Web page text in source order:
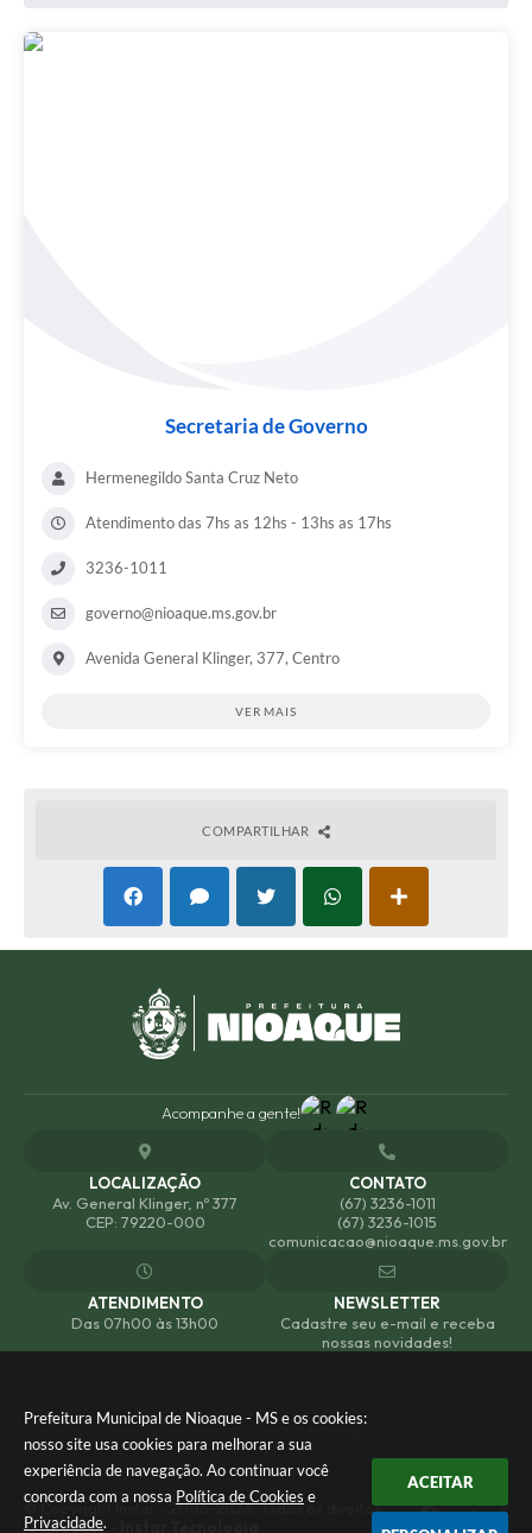
Prefeitura Municipal de Nioaque - MS e os cookies:
nosso site usa cookies para melhorar a sua
experiência de navegação. Ao continuar você
concorda com a nossa Política de Cookies e
Privacidade.
ACEITAR
Secretaria de Governo
Hermenegildo Santa Cruz Neto
Atendimento das 7hs as 12hs - 13hs as 17hs
3236-1011
governo@nioaque.ms.gov.br
Avenida General Klinger, 377, Centro
VER MAIS
COMPARTILHAR
Acompanhe a gente!
LOCALIZAÇÃO
Av. General Klinger, nº 377
CEP: 79220-000
CONTATO
(67) 3236-1011
(67) 3236-1015
comunicacao@nioaque.ms.gov.br
ATENDIMENTO
Das 07h00 às 13h00
NEWSLETTER
Cadastre seu e-mail e receba
nossas novidades!
Versão do Sistema:
3.5.3 - 19/06/2026
Portal atualizado em:
© Copyright Instar - 2006-2026. Todos os direitos
reservados -